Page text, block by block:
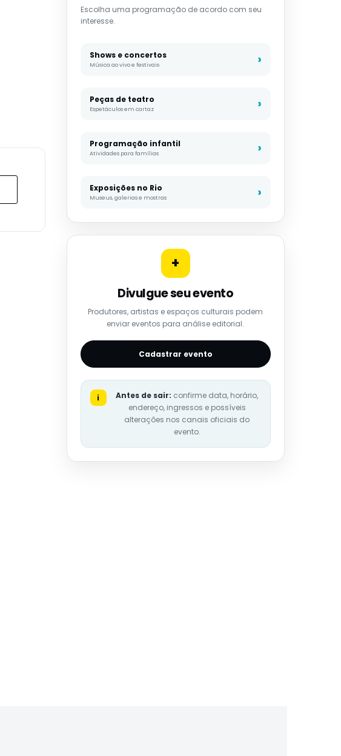
Escolha uma programação de acordo com seu
interesse.
Shows e concertos
Música ao vivo e festivais
Peças de teatro
Espetáculos em cartaz
Programação infantil
Atividades para famílias
Exposições no Rio
Museus, galerias e mostras
+
Divulgue seu evento
Produtores, artistas e espaços culturais podem
enviar eventos para análise editorial.
Cadastrar evento
i Antes de sair: confirme data, horário,
endereço, ingressos e possíveis
alterações nos canais oficiais do
evento.